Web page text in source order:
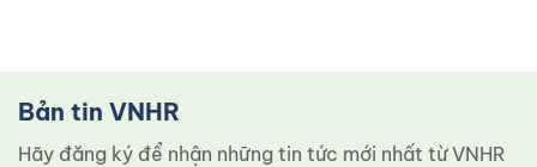
Bản tin VNHR
Hãy đăng ký để nhận những tin tức mới nhất từ ​​VNHR